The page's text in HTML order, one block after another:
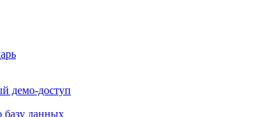
данных